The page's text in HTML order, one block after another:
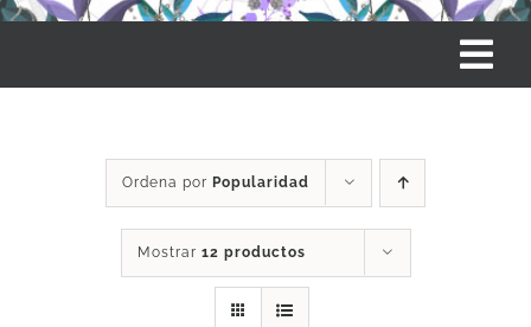
SERVICIOS
Ordena por Popularidad
Mostrar 12 productos